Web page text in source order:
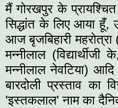
मैं गोरखपुर के
सिद्धांत के लिए आया
आज बृजबिहारी
मन्‍नीलाल
मन्‍नीलाल नेवटिया)
बारदोली प्रस्‍ताव
'इस्‍तकलाल' नाम का